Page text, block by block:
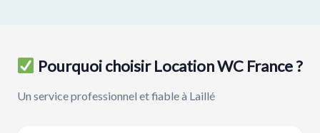
Pourquoi choisir Location WC France ?
Un service professionnel et fiable à Laillé